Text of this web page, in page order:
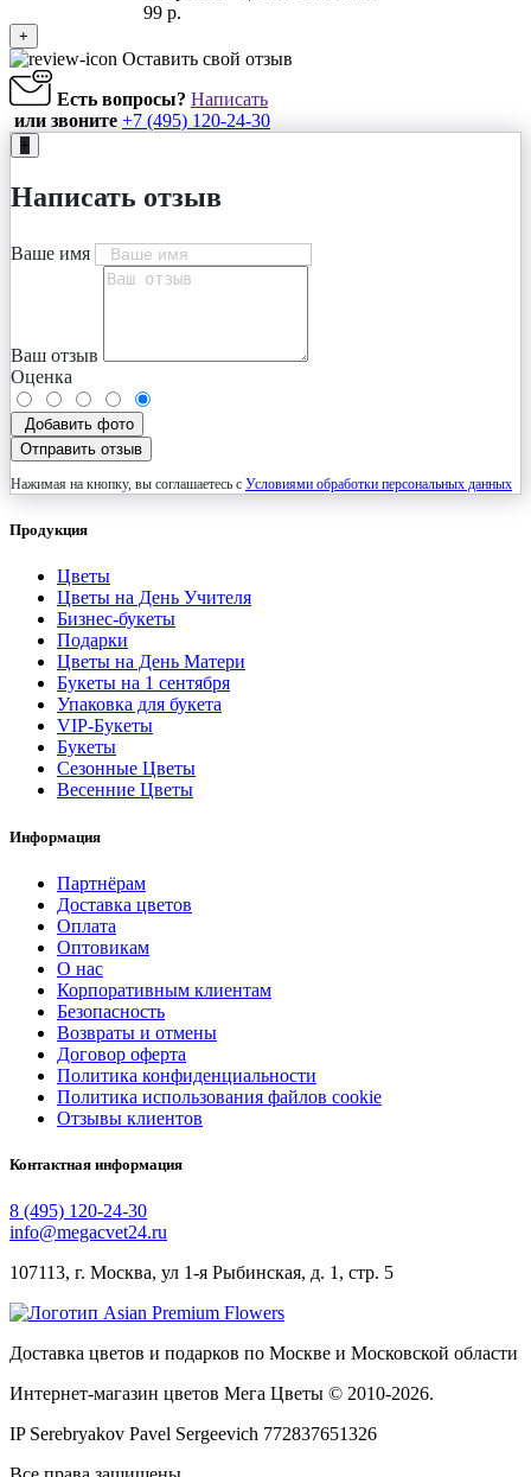
99 р.
+
Оставить свой отзыв
Есть вопросы? Написать
или звоните +7 (495) 120-24-30
+
Написать отзыв
Ваше имя
Ваш отзыв
Оценка
Добавить фото
Отправить отзыв
Нажимая на кнопку, вы соглашаетесь с Условиями обработки персональных данных
Продукция
Цветы
Цветы на День Учителя
Бизнес-букеты
Подарки
Цветы на День Матери
Букеты на 1 сентября
Упаковка для букета
VIP-Букеты
Букеты
Сезонные Цветы
Весенние Цветы
Информация
Партнёрам
Доставка цветов
Оплата
Оптовикам
О нас
Корпоративным клиентам
Безопасность
Возвраты и отмены
Договор оферта
Политика конфиденциальности
Политика использования файлов cookie
Отзывы клиентов
Контактная информация
8 (495) 120-24-30
info@megacvet24.ru
107113, г. Москва, ул 1-я Рыбинская, д. 1, стр. 5
Доставка цветов и подарков по Москве и Московской области
Интернет-магазин цветов Мега Цветы © 2010-2026.
IP Serebryakov Pavel Sergeevich 772837651326